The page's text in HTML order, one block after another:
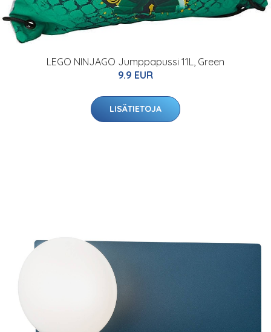
LEGO NINJAGO Jumppapussi 11L, Green
9.9 EUR
LISÄTIETOJA